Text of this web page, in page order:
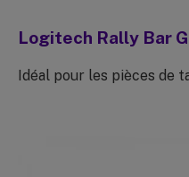
Logitech Rally Bar
Idéal pour les pièces de